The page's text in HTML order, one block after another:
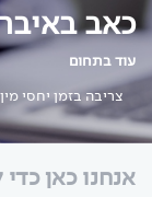
כאב
עוד בתחום
צריבה בזמן יחסי מין
אנחנו כאן